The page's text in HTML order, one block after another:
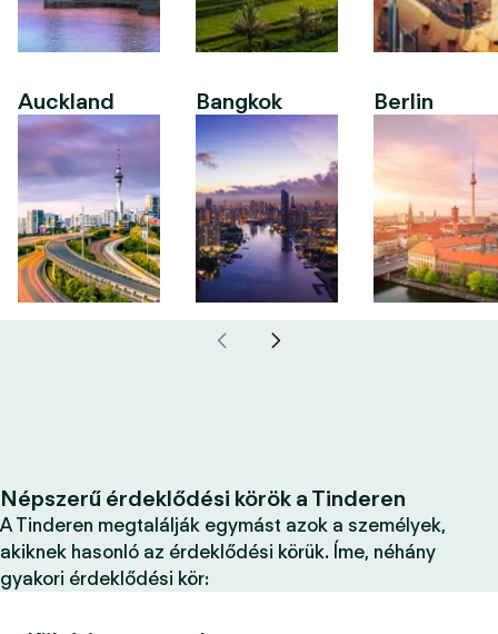
Auckland Bangkok Berlin
Népszerű érdeklődési körök a Tinderen
A Tinderen megtalálják egymást azok a személyek,
akiknek hasonló az érdeklődési körük. Íme, néhány
gyakori érdeklődési kör: